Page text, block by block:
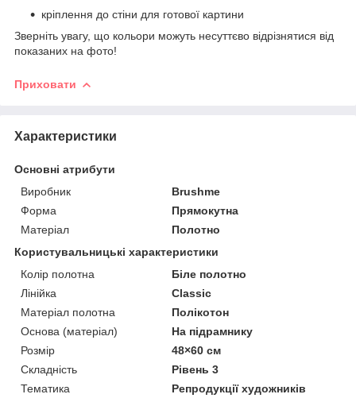
кріплення до стіни для готової картини
Зверніть увагу, що кольори можуть несуттєво відрізнятися від
показаних на фото!
Приховати
Характеристики
Основні атрибути
Виробник
Brushme
Форма
Прямокутна
Матеріал
Полотно
Користувальницькі характеристики
Колір полотна
Біле полотно
Лінійка
Classic
Матеріал полотна
Полікотон
Основа (матеріал)
На підрамнику
Розмір
48×60 см
Складність
Рівень 3
Тематика
Репродукції художників